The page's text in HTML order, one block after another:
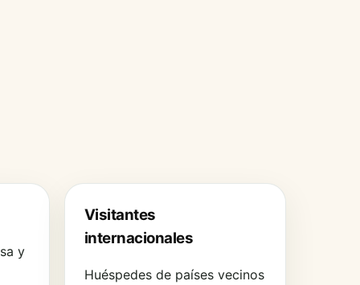
y
Visitantes
internacionales
Huéspedes de países vecinos